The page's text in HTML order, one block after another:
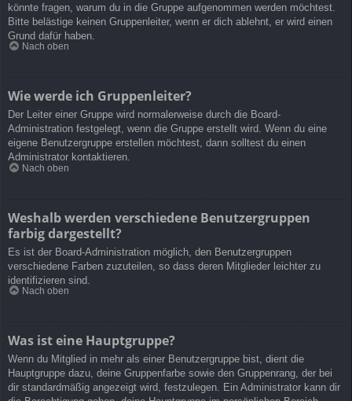
könnte fragen, warum du in die Gruppe aufgenommen werden möchtest.
Bitte belästige keinen Gruppenleiter, wenn er dich ablehnt, er wird einen
Grund dafür haben.
Nach oben
Wie werde ich Gruppenleiter?
Der Leiter einer Gruppe wird normalerweise durch die Board-
Administration festgelegt, wenn die Gruppe erstellt wird. Wenn du eine
eigene Benutzergruppe erstellen möchtest, dann solltest du einen
Administrator kontaktieren.
Nach oben
Weshalb werden verschiedene Benutzergruppen
farbig dargestellt?
Es ist der Board-Administration möglich, den Benutzergruppen
verschiedene Farben zuzuteilen, so dass deren Mitglieder leichter zu
identifizieren sind.
Nach oben
Was ist eine Hauptgruppe?
Wenn du Mitglied in mehr als einer Benutzergruppe bist, dient die
Hauptgruppe dazu, deine Gruppenfarbe sowie den Gruppenrang, der bei
dir standardmäßig angezeigt wird, festzulegen. Ein Administrator kann dir